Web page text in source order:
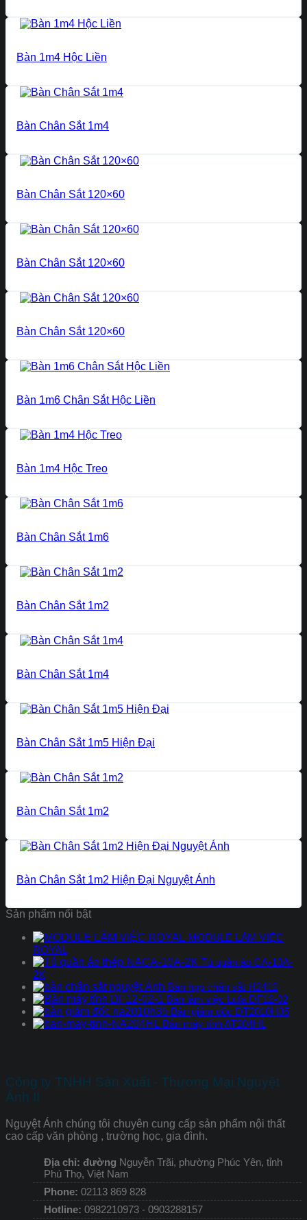
Bàn 1m4 Hộc Liền
Bàn Chân Sắt 1m4
Bàn Chân Sắt 120×60
Bàn Chân Sắt 120×60
Bàn Chân Sắt 120×60
Bàn 1m6 Chân Sắt Hộc Liền
Bàn 1m4 Hộc Treo
Bàn Chân Sắt 1m6
Bàn Chân Sắt 1m2
Bàn Chân Sắt 1m4
Bàn Chân Sắt 1m5 Hiện Đại
Bàn Chân Sắt 1m2
Bàn Chân Sắt 1m2 Hiện Đại Nguyệt Ánh
Sản phẩm nổi bật
MODULE LÀM VIỆC
ROYAL
Tủ quần áo CA-10A-
2K
Bàn họp chân sắt H2412
Bàn làm việc Lufa DF12-02
Bàn giám đốc DT2010H35
Bàn máy tính AT204HL
Công ty TNHH Sản Xuất - Thương Mại Nguyệt
Ánh II
Nguyệt Ánh chúng tôi chuyên cung cấp sản phẩm nội thất
cao cấp văn phòng , trường học, gia đình.
Địa chỉ: đường Nguyễn Trãi, phường Phúc Yên, tỉnh
Phú Thọ, Việt Nam
Phone: 02113 869 828
Hotline: 0982210973 - 0903288157